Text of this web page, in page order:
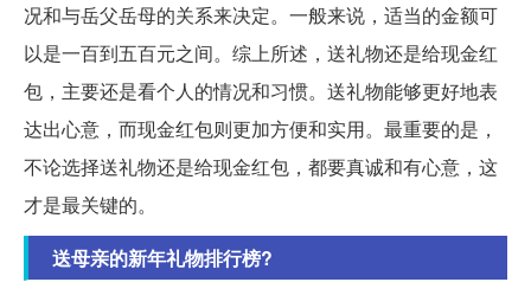
况和与岳父岳母的关系来决定。一般来说，适当的金额可
以是一百到五百元之间。综上所述，送礼物还是给现金红
包，主要还是看个人的情况和习惯。送礼物能够更好地表
达出心意，而现金红包则更加方便和实用。最重要的是，
不论选择送礼物还是给现金红包，都要真诚和有心意，这
才是最关键的。
送母亲的新年礼物排行榜?